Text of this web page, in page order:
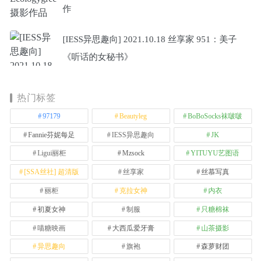
作
[IESS异思趣向] 2021.10.18 丝享家 951：美子
《听话的女秘书》
热门标签
97179 Beautyleg BoBoSocks袜啵啵
Fannie芬妮每足 IESS异思趣向 JK
Ligui丽柜 Mzsock YITUYU艺图语
[SSA丝社] 超清版 丝享家 丝慕写真
丽柜 克拉女神 内衣
初夏女神 制服 只糖棉袜
喵糖映画 大西瓜爱牙膏 山茶摄影
异思趣向 旗袍 森萝财团